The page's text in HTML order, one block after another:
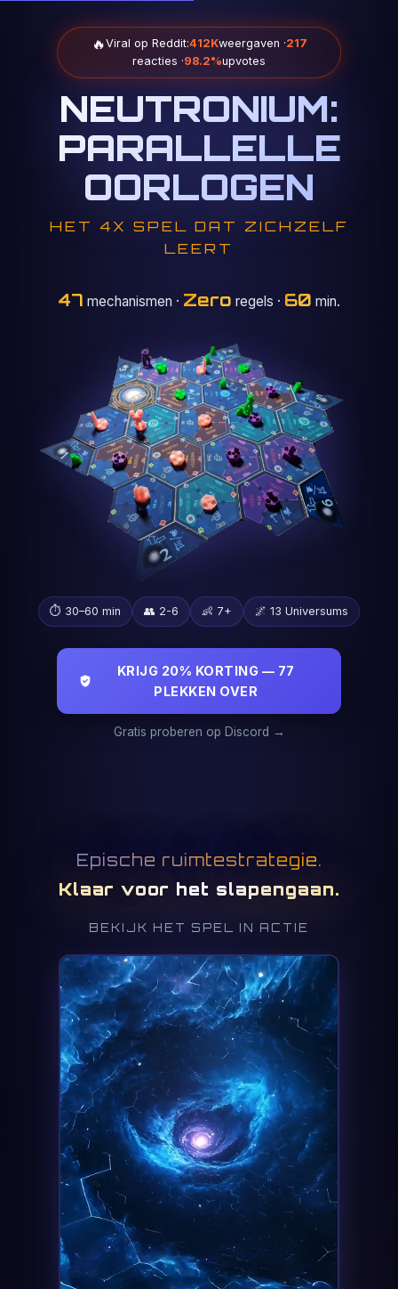
🔥Viral op Reddit:412Kweergaven ·217
reacties ·98.2%upvotes
NEUTRONIUM:
PARALLELLE
OORLOGEN
HET 4X SPEL DAT ZICHZELF
LEERT
47 mechanismen · Zero regels · 60 min.
⏱️ 30–60 min 👥 2-6 👶 7+ 🌌 13 Universums
KRIJG 20% KORTING — 77
PLEKKEN OVER
Gratis proberen op Discord →
Epische ruimtestrategie.
Klaar voor het slapengaan.
BEKIJK HET SPEL IN ACTIE